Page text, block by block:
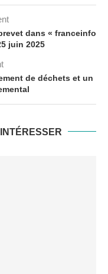
dans « franceinfo
juin 2025
de déchets et un